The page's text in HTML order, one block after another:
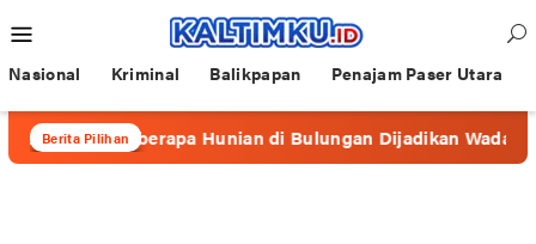
ke
kontenMobile
Nasional Kriminal Balikpapan Penajam Paser Utara
Berita Pilihan
Beberapa Hunian di Bulungan Dijadikan Wadah Prostitusi